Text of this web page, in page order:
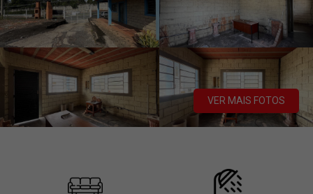
VER MAIS FOTOS